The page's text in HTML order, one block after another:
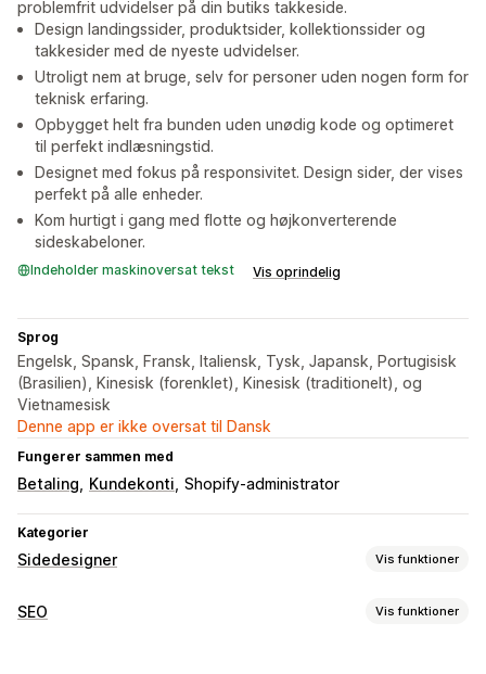
problemfrit udvidelser på din butiks takkeside.
Design landingssider, produktsider, kollektionssider og
takkesider med de nyeste udvidelser.
Utroligt nem at bruge, selv for personer uden nogen form for
teknisk erfaring.
Opbygget helt fra bunden uden unødig kode og optimeret
til perfekt indlæsningstid.
Designet med fokus på responsivitet. Design sider, der vises
perfekt på alle enheder.
Kom hurtigt i gang med flotte og højkonverterende
sideskabeloner.
Indeholder maskinoversat tekst Vis oprindelig
Sprog
Engelsk, Spansk, Fransk, Italiensk, Tysk, Japansk, Portugisisk
(Brasilien), Kinesisk (forenklet), Kinesisk (traditionelt), og
Vietnamesisk
Denne app er ikke oversat til Dansk
Fungerer sammen med
Betaling Kundekonti Shopify-administrator
Kategorier
Sidedesigner Vis funktioner
Sidetyper
SEO Vis funktioner